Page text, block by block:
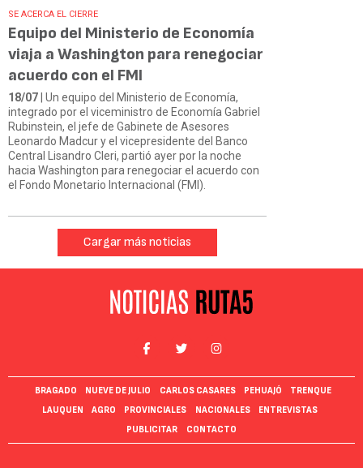
SE ACERCA EL CIERRE
Equipo del Ministerio de Economía
viaja a Washington para renegociar
acuerdo con el FMI
18/07 | Un equipo del Ministerio de Economía,
integrado por el viceministro de Economía Gabriel
Rubinstein, el jefe de Gabinete de Asesores
Leonardo Madcur y el vicepresidente del Banco
Central Lisandro Cleri, partió ayer por la noche
hacia Washington para renegociar el acuerdo con
el Fondo Monetario Internacional (FMI).
Cargar más noticias
BRAGADO NUEVE DE JULIO CARLOS CASARES PEHUAJÓ
TRENQUE
LAUQUEN
AGRO PROVINCIALES NACIONALES
ENTREVISTAS
PUBLICITAR
CONTACTO